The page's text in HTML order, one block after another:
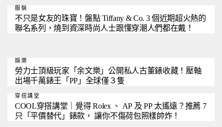
服裝
不只是女友的珠寶！盤點 Tiffany & Co. 3 個近期超火熱的
聯名系列，燒到資深時尚人士跟懂穿潮人們都在戴！
娛樂
勞力士頂級玩家「余文樂」公開私人古董錶收藏！壓軸
出場千萬錶王「PP」全球僅３隻
穿搭講堂
COOL穿搭講堂｜覺得 Rolex 、 AP 及 PP 太遙遠？推薦 7
只「平價替代」錶款， 讓你不傷荷包照樣帥炸！